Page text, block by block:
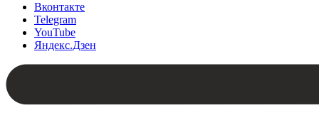
Вконтакте
Telegram
YouTube
Яндекс.Дзен